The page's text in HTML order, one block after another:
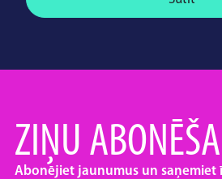
ZIŅU
Abonējiet jaunumus un saņemiet